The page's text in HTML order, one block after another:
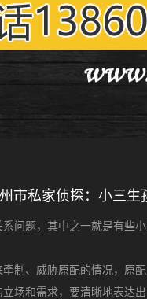
市私家侦探：小三生
问题，其中之一就是有些
制、威胁原配的情况，原
场和需求，要清晰地表达